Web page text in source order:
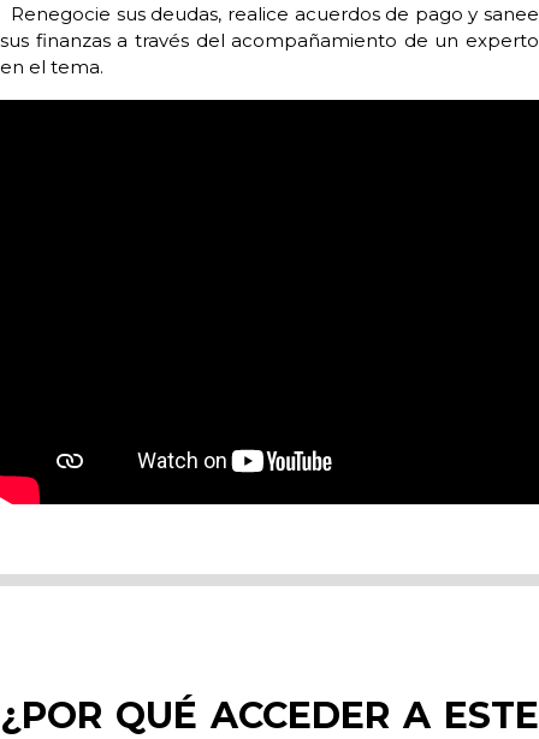
Renegocie sus deudas, realice acuerdos de pago y sanee
sus finanzas a través del acompañamiento de un experto
en el tema.
¿POR QUÉ ACCEDER A ESTE